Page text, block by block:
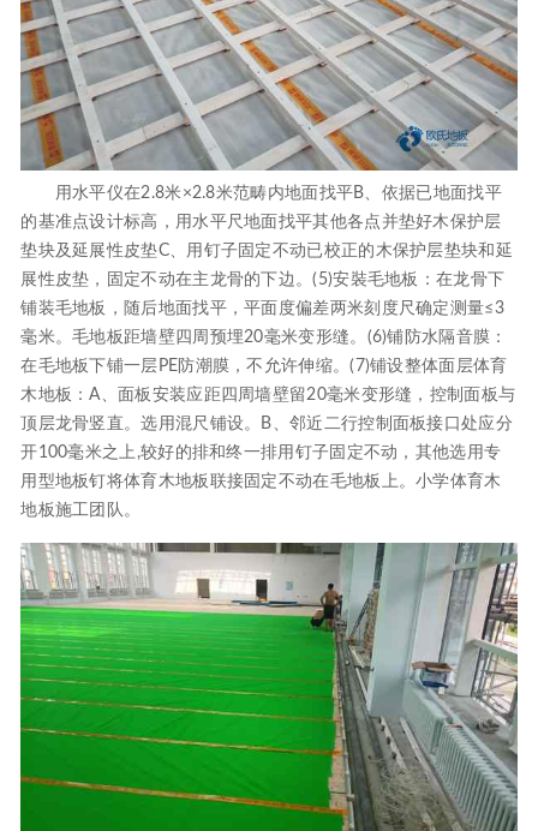
用水平仪在2.8米×2.8米范畴内地面找平B、依据已地面找平
的基准点设计标高，用水平尺地面找平其他各点并垫好木保护层
垫块及延展性皮垫C、用钉子固定不动已校正的木保护层垫块和延
展性皮垫，固定不动在主龙骨的下边。(5)安裝毛地板：在龙骨下
铺装毛地板，随后地面找平，平面度偏差两米刻度尺确定测量≤3
毫米。毛地板距墙壁四周预埋20毫米变形缝。(6)铺防水隔音膜：
在毛地板下铺一层PE防潮膜，不允许伸缩。(7)铺设整体面层体育
木地板：A、面板安装应距四周墙壁留20毫米变形缝，控制面板与
顶层龙骨竖直。选用混尺铺设。B、邻近二行控制面板接口处应分
开100毫米之上,较好的排和终一排用钉子固定不动，其他选用专
用型地板钉将体育木地板联接固定不动在毛地板上。小学体育木
地板施工团队。